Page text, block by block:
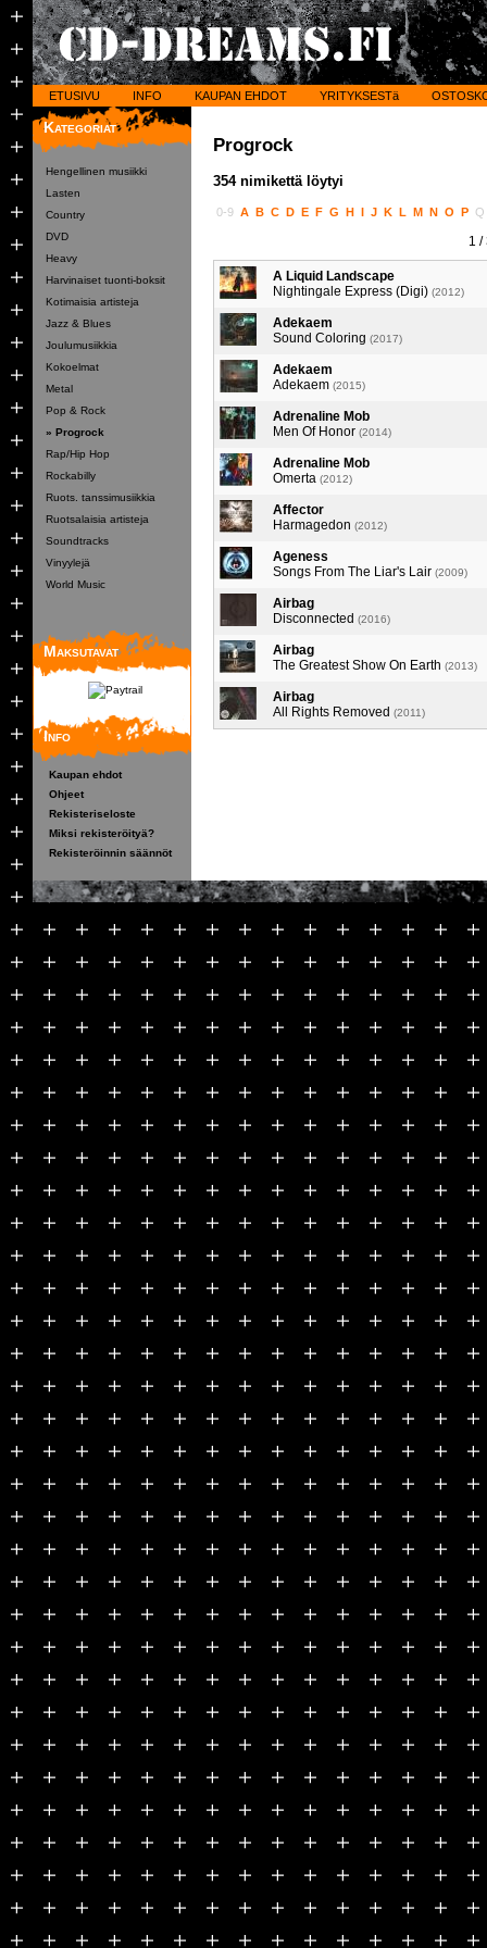
ETUSIVU INFO KAUPAN EHDOT YRITYKSESTä
Kategoriat
Hengellinen musiikki
Lasten
Country
DVD
Heavy
Harvinaiset tuonti-boksit
Kotimaisia artisteja
Jazz & Blues
Joulumusiikkia
Kokoelmat
Metal
Pop & Rock
» Progrock
Rap/Hip Hop
Rockabilly
Ruots. tanssimusiikkia
Ruotsalaisia artisteja
Soundtracks
Vinyylejä
World Music
Maksutavat
Info
Kaupan ehdot
Ohjeet
Rekisteriseloste
Miksi rekisteröityä?
Rekisteröinnin säännöt
Progrock
354 nimikettä löytyi
0-9 A B C D E F G H I J K L M N O P Q
1 /
A Liquid Landscape
Nightingale Express (Digi) (2012)
Adekaem
Sound Coloring (2017)
Adekaem
Adekaem (2015)
Adrenaline Mob
Men Of Honor (2014)
Adrenaline Mob
Omerta (2012)
Affector
Harmagedon (2012)
Ageness
Songs From The Liar's Lair (2009)
Airbag
Disconnected (2016)
Airbag
The Greatest Show On Earth (2013)
Airbag
All Rights Removed (2011)